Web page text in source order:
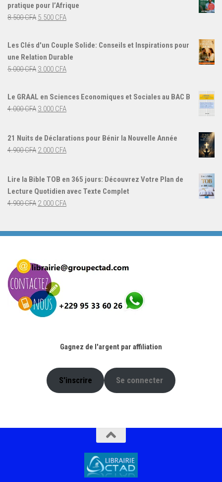
pratique pour l’Afrique
8.500CFA Le
initial
était :
8.500 CFA.
5.500 CFALe
actuel
est :
Les Clés d'un Couple Solide: Conseils et Inspirations pour
une Relation Durable
5.000CFA Le
initial
était :
3.000 CFALe
actuel
Le GRAAL en Sciences Economiques et Sociales au BAC B
4.000CFA Le
4.000 CFA.
3.000 CFALe
3.000 CFA.
21 Nuits de Déclarations pour Bénir la Nouvelle Année
4.900CFA Le
4.900 CFA.
2.000 CFALe
Lire la Bible TOB en 365 jours: Découvrez Votre Plan de
Lecture Quotidien avec Texte Complet
4.900CFA Le
était :
2.000 CFALe
est :
Gagnez de l'argent par affiliation
S'inscrire Se connecter